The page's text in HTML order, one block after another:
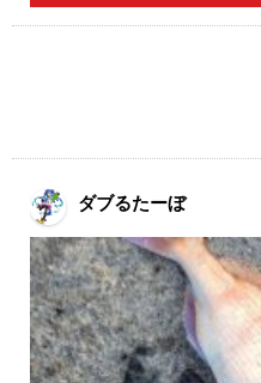
ダブるたーぼ